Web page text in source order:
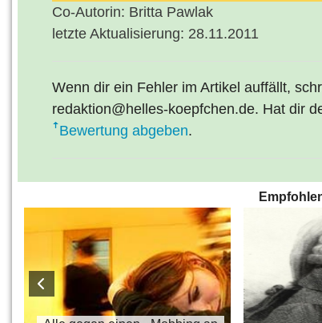
Co-Autorin: Britta Pawlak
letzte Aktualisierung: 28.11.2011
Wenn dir ein Fehler im Artikel auffällt,
redaktion@helles-koepfchen.de. Hat dir
Bewertung abgeben.